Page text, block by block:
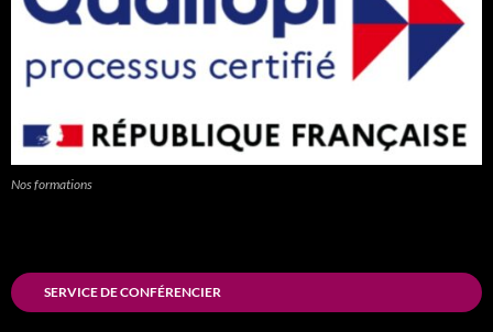
Nos formations
SERVICE DE CONFÉRENCIER